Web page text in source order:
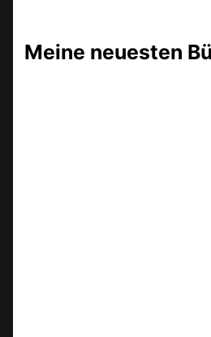
Meine neuesten